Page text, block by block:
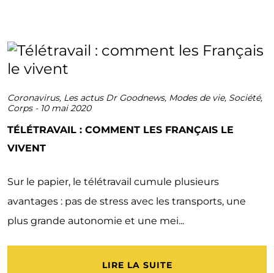
Coronavirus, Les actus Dr Goodnews, Modes de vie, Société,
Corps- 10 mai 2020
TÉLÉTRAVAIL : COMMENT LES FRANÇAIS LE
VIVENT
Sur le papier, le télétravail cumule plusieurs
avantages : pas de stress avec les transports, une
plus grande autonomie et une mei...
LIRE LA SUITE